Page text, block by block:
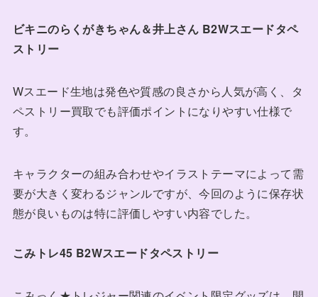
ビキニのらくがきちゃん＆井上さん B2Wスエードタペ
ストリー
Wスエード生地は発色や質感の良さから人気が高く、タ
ペストリー買取でも評価ポイントになりやすい仕様で
す。
キャラクターの組み合わせやイラストテーマによって需
要が大きく変わるジャンルですが、今回のように保存状
態が良いものは特に評価しやすい内容でした。
こみトレ45 B2Wスエードタペストリー